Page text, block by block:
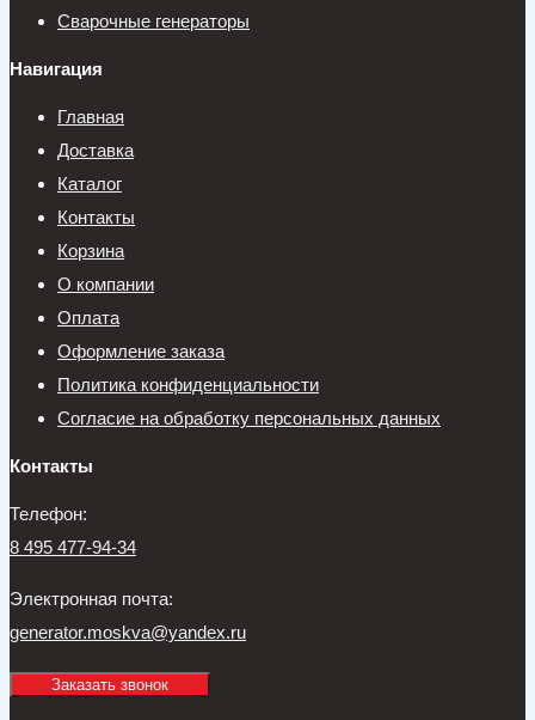
Сварочные генераторы
Навигация
Главная
Доставка
Каталог
Контакты
Корзина
О компании
Оплата
Оформление заказа
Политика конфиденциальности
Согласие на обработку персональных данных
Контакты
Телефон:
8 495 477-94-34
Электронная почта:
generator.moskva@yandex.ru
Заказать звонок